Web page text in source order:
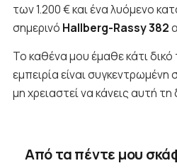
των 1.200 € και ένα λυόμενο
σημερινό Hallberg-Rassy 382
Το καθένα μου έμαθε κάτι
εμπειρία είναι
μη χρειαστεί να κάνεις αυτή
Από τα πέντε μου